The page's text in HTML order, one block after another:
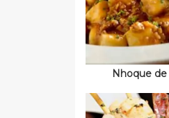
Nhoque